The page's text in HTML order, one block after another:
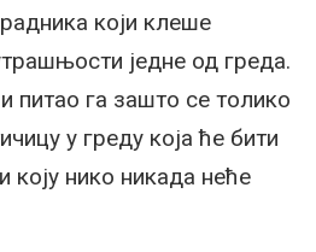
који клеше
једне од греда.
питао га зашто се толико
у греду која ће бити
коју нико никада неће